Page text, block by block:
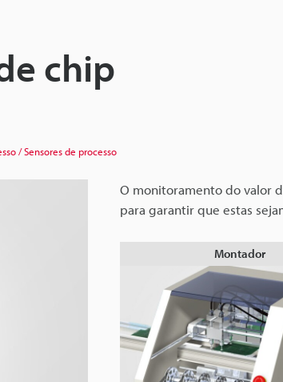
chip
/ Sensores de processo
O monitoramento do valor
para garantir que estas
Montador